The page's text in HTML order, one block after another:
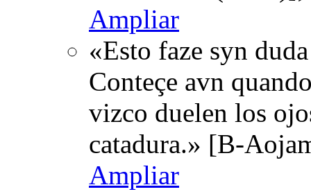
Ampliar
«Esto faze syn
Conteçe avn
vizco duelen los
catadura.» [B-
Ampliar